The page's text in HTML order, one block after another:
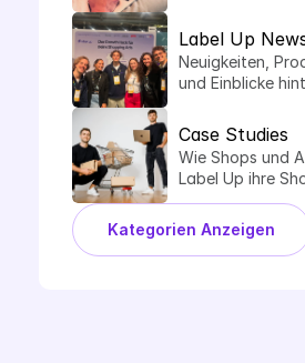
Label Up
Neuigkeiten,
und Einblicke
Case Studies
Wie Shops und
Label Up ihre
Performance
Kategorien Anzeigen